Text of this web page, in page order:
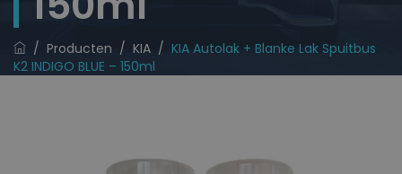
/ Producten / KIA / KIA Autolak + Blanke Lak Spuitbus
K2 INDIGO BLUE – 150ml